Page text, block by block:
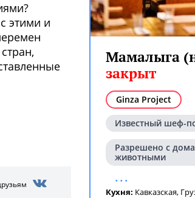
этими и
Мамалыга
закрыт
Ginza Project
Известный шеф-
Разрешено с
животными
...
Кухня: Кавказская,